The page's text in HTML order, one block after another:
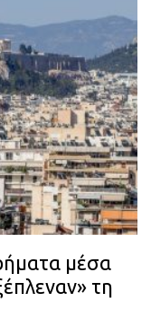
μέσα
τη